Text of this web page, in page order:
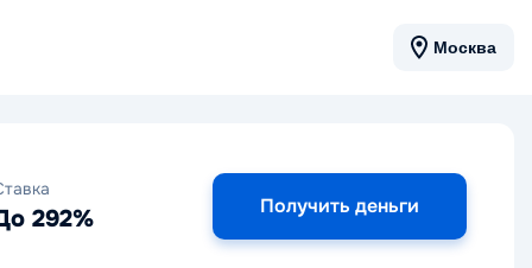
Москва
292% Получить деньги